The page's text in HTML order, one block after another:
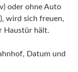
oder ohne Auto
wird sich freuen,
Haustür hält.
Datum und